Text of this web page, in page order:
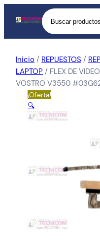
Buscar
Inicio / REPUESTOS /
LAPTOP / FLEX DE
VOSTRO V3550
¡Oferta!
🔍